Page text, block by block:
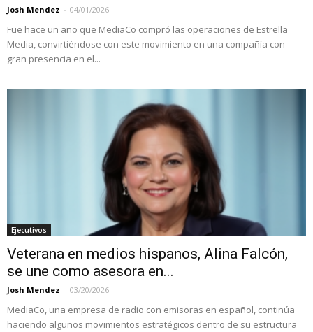
Josh Mendez - 04/01/2026
Fue hace un año que MediaCo compró las operaciones de Estrella
Media, convirtiéndose con este movimiento en una compañía con
gran presencia en el...
Ejecutivos
Veterana en medios hispanos, Alina Falcón,
se une como asesora en...
Josh Mendez - 03/20/2026
MediaCo, una empresa de radio con emisoras en español, continúa
haciendo algunos movimientos estratégicos dentro de su estructura